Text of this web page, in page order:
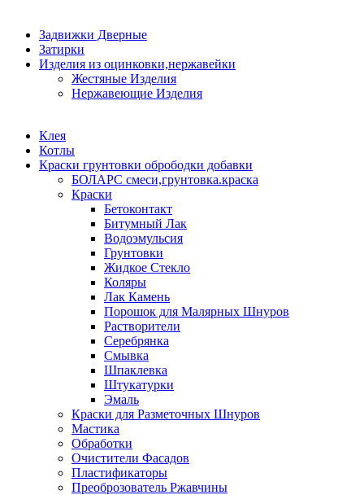
Задвижки Дверные
Затирки
Изделия из оцинковки,нержавейки
Жестяные Изделия
Нержавеющие Изделия
Клея
Котлы
Краски грунтовки обрободки добавки
БОЛАРС смеси,грунтовка.краска
Краски
Бетоконтакт
Битумный Лак
Водоэмульсия
Грунтовки
Жидкое Стекло
Коляры
Лак Камень
Порошок для Малярных Шнуров
Растворители
Серебрянка
Смывка
Шпаклевка
Штукатурки
Эмаль
Краски для Разметочных Шнуров
Мастика
Обработки
Очистители Фасадов
Пластификаторы
Преоброзователь Ржавчины